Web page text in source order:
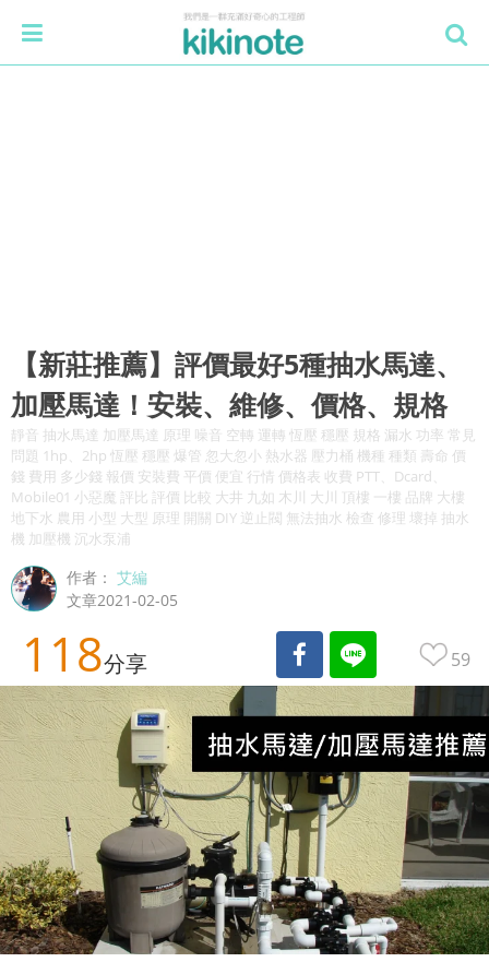
【新莊推薦】評價最好5種抽水馬達、
加壓馬達！安裝、維修、價格、規格
靜音 抽水馬達 加壓馬達 原理 噪音 空轉 運轉 恆壓 穩壓 規格 漏水 功率 常見
問題 1hp、2hp 恆壓 穩壓 爆管 忽大忽小 熱水器 壓力桶 機種 種類 壽命 價
錢 費用 多少錢 報價 安裝費 平價 便宜 行情 價格表 收費 PTT、Dcard、
Mobile01 小惡魔 評比 評價 比較 大井 九如 木川 大川 頂樓 一樓 品牌 大樓
地下水 農用 小型 大型 原理 開關 DIY 逆止閥 無法抽水 檢查 修理 壞掉 抽水
機 加壓機 沉水泵浦
作者：艾編
文章2021-02-05
118分享 59